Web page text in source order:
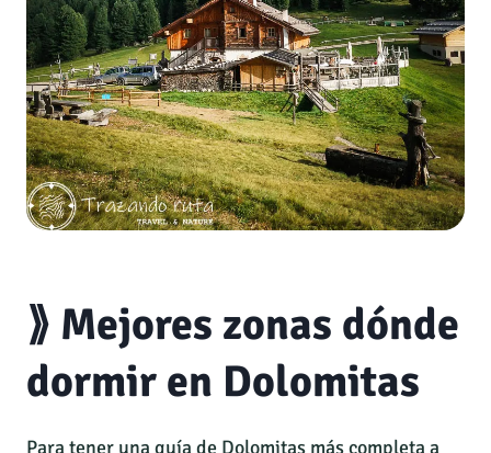
⟫ Mejores zonas dónde
dormir en Dolomitas
Para tener una guía de Dolomitas más completa a